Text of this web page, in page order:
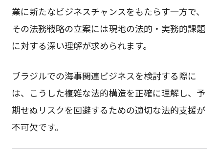
業に新たなビジネスチャンスをもたらす一方で、
その法務戦略の立案には現地の法的・実務的課題
に対する深い理解が求められます。
ブラジルでの海事関連ビジネスを検討する際に
は、こうした複雑な法的構造を正確に理解し、予
期せぬリスクを回避するための適切な法的支援が
不可欠です。